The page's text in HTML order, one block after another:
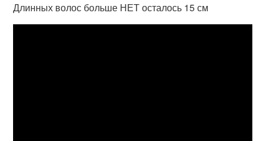
Длинных волос больше НЕТ осталось 15 см